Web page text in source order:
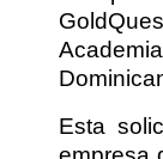
Esta